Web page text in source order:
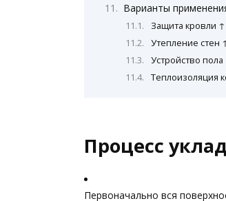
Варианты
Защита кровли ↑
Утепление стен
Устройство пола
Теплоизоляция
Процесс
Первоначально вся